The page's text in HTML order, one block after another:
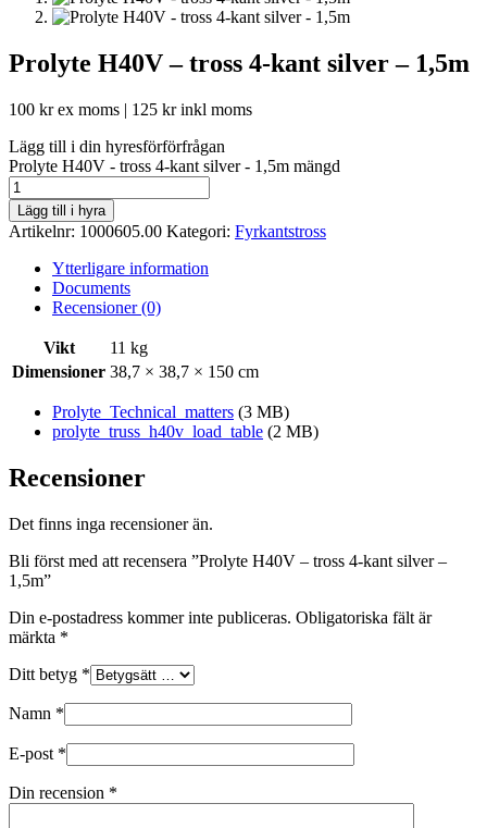
Prolyte H40V – tross 4-kant silver – 1,5m
100 krex moms | 125 krinkl moms
Lägg till i din hyresförförfrågan
Prolyte H40V - tross 4-kant silver - 1,5m mängd
Lägg till i hyra
Artikelnr: 1000605.00 Kategori: Fyrkantstross
Ytterligare information
Documents
Recensioner (0)
Vikt
11 kg
Dimensioner 38,7 × 38,7 × 150 cm
Prolyte_Technical_matters (3 MB)
prolyte_truss_h40v_load_table (2 MB)
Recensioner
Det finns inga recensioner än.
Bli först med att recensera ”Prolyte H40V – tross 4-kant silver –
1,5m”
Din e-postadress kommer inte publiceras. Obligatoriska fält är
märkta *
Ditt betyg *
Namn *
E-post *
Din recension *